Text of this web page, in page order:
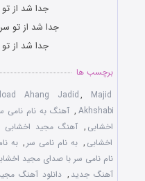
جدا شد از
جدا شد از تو
جدا شد از
برچسب ها
Ahang Jadid, Majid
Akhshabi
, آهنگ به نام نامی
اخشابی , آهنگ مجید اخشابی
اخشابی , به نام نامی سر , به
نام نامی سر با صدای مجید
آهنگ جدید , دانلود آهنگ